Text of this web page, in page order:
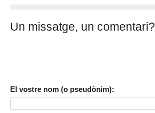
Un missatge, un comentari?
El vostre nom (o pseudònim):